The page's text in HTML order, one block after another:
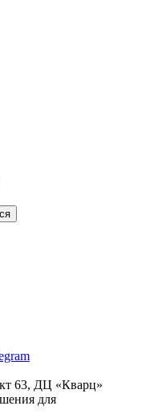
63, ДЦ «Кварц»
для